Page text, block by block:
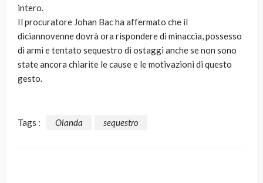
intero.
Il procuratore Johan Bac ha affermato che il
diciannovenne dovrà ora rispondere di minaccia, possesso
di armi e tentato sequestro di ostaggi anche se non sono
state ancora chiarite le cause e le motivazioni di questo
gesto.
Tags : Olanda sequestro